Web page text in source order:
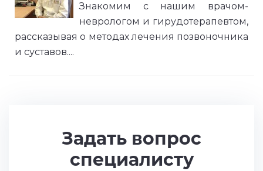
Знакомим с нашим врачом-
неврологом и гирудотерапевтом,
рассказывая о методах лечения позвоночника
и суставов....
Задать вопрос
специалисту